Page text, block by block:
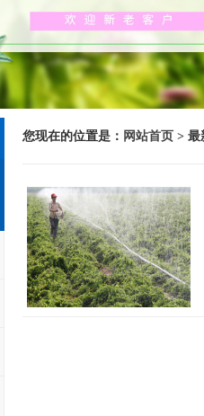
您现在的位置是： 网站首页 > 最